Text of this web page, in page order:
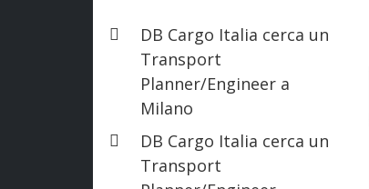
DB Cargo Italia cerca un
Transport
Planner/Engineer a
Milano
DB Cargo Italia cerca un
Transport